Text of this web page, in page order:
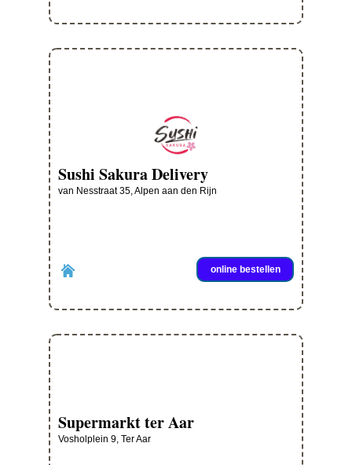
Sushi Sakura Delivery
van Nesstraat 35, Alpen aan den Rijn
online bestellen
Supermarkt ter Aar
Vosholplein 9, Ter Aar